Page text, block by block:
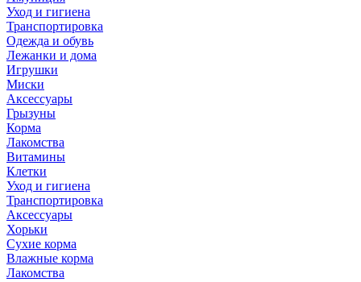
Уход и гигиена
Транспортировка
Одежда и обувь
Лежанки и дома
Игрушки
Миски
Аксессуары
Грызуны
Корма
Лакомства
Витамины
Клетки
Уход и гигиена
Транспортировка
Аксессуары
Хорьки
Сухие корма
Влажные корма
Лакомства